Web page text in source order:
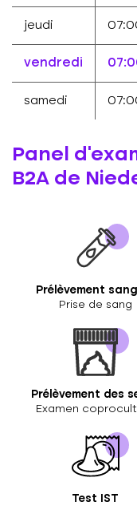
jeudi
vendredi
samedi
Panel
B2A de
Prélèvement
Prise de sang
Prélèvement des
Examen
Test IST